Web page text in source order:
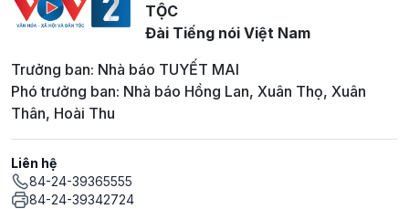
TỘC
Đài Tiếng nói Việt Nam
Trưởng ban: Nhà báo TUYẾT MAI
Phó trưởng ban: Nhà báo Hồng Lan, Xuân Thọ, Xuân
Thân, Hoài Thu
Liên hệ
84-24-39365555
84-24-39342724